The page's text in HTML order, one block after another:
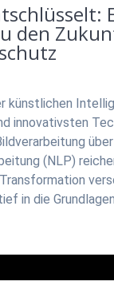
den
künstlichen
innovativsten
(NLP)
in die